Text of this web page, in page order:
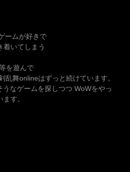
ームが好きで
着いてしまう
を遊んで
乱舞onlineはずっと続けています。
なゲームを探しつつ WoWをやっ
す。